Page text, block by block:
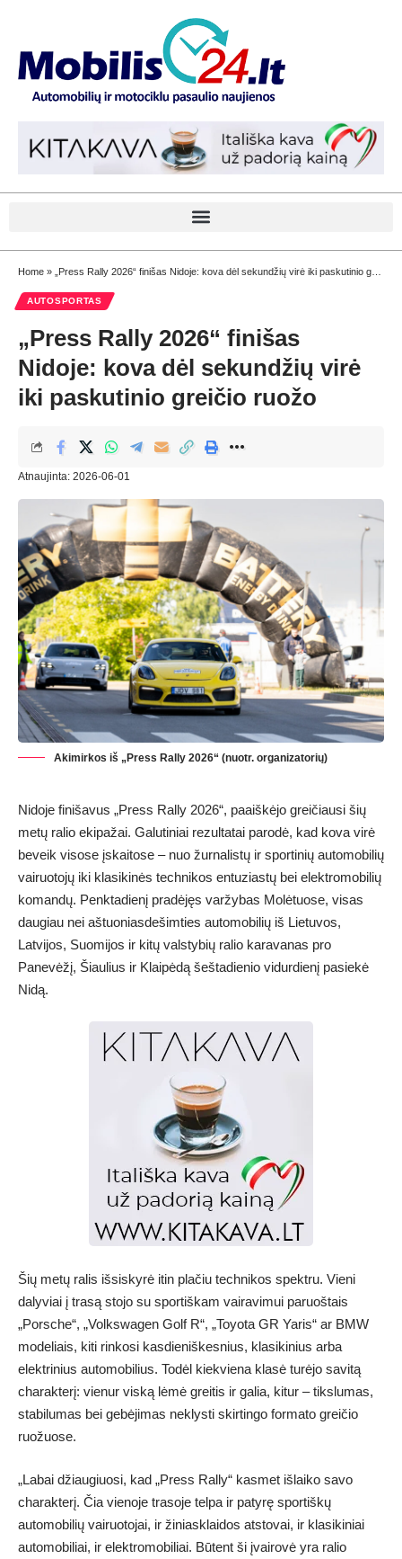
Home » „Press Rally 2026“ finišas Nidoje: kova dėl sekundžių virė iki paskutinio greičio ruožo
AUTOSPORTAS
„Press Rally 2026“ finišas
Nidoje: kova dėl sekundžių virė
iki paskutinio greičio ruožo
Atnaujinta: 2026-06-01
Akimirkos iš „Press Rally 2026“ (nuotr. organizatorių)
Nidoje finišavus „Press Rally 2026“, paaiškėjo greičiausi šių
metų ralio ekipažai. Galutiniai rezultatai parodė, kad kova virė
beveik visose įskaitose – nuo žurnalistų ir sportinių automobilių
vairuotojų iki klasikinės technikos entuziastų bei elektromobilių
komandų. Penktadienį pradėjęs varžybas Molėtuose, visas
daugiau nei aštuoniasdešimties automobilių iš Lietuvos,
Latvijos, Suomijos ir kitų valstybių ralio karavanas pro
Panevėžį, Šiaulius ir Klaipėdą šeštadienio vidurdienį pasiekė
Nidą.
Šių metų ralis išsiskyrė itin plačiu technikos spektru. Vieni
dalyviai į trasą stojo su sportiškam vairavimui paruoštais
„Porsche“, „Volkswagen Golf R“, „Toyota GR Yaris“ ar BMW
modeliais, kiti rinkosi kasdieniškesnius, klasikinius arba
elektrinius automobilius. Todėl kiekviena klasė turėjo savitą
charakterį: vienur viską lėmė greitis ir galia, kitur – tikslumas,
stabilumas bei gebėjimas neklysti skirtingo formato greičio
ruožuose.
„Labai džiaugiuosi, kad „Press Rally“ kasmet išlaiko savo
charakterį. Čia vienoje trasoje telpa ir patyrę sportiškų
automobilių vairuotojai, ir žiniasklaidos atstovai, ir klasikiniai
automobiliai, ir elektromobiliai. Būtent ši įvairovė yra ralio